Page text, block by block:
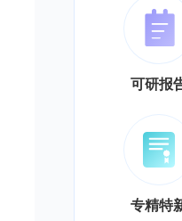
可研报
专精特